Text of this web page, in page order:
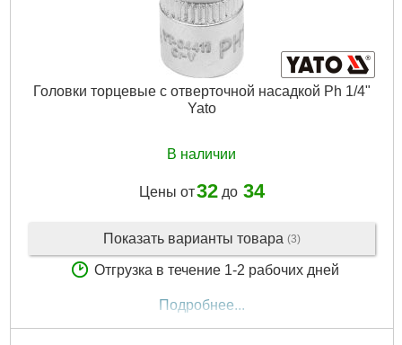
Головки торцевые с отверточной насадкой Ph 1/4"
Yato
В наличии
Цены от32до 34
Показать варианты товара (3)
Отгрузка в течение 1-2 рабочих дней
Подробнее...